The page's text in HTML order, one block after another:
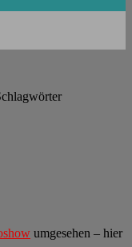
umgesehen – hier